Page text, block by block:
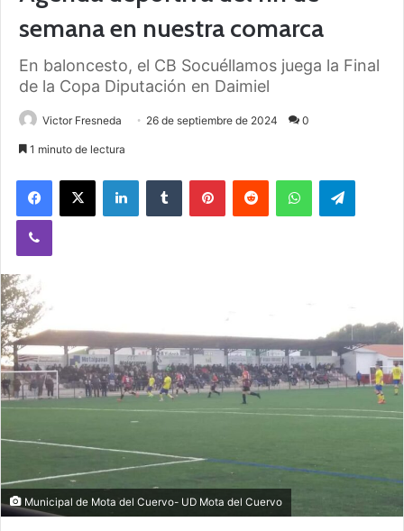
semana en nuestra comarca
En baloncesto, el CB Socuéllamos juega la Final
de la Copa Diputación en Daimiel
Victor Fresneda 26 de septiembre de 2024 0
1 minuto de lectura
Municipal de Mota del Cuervo- UD Mota del Cuervo